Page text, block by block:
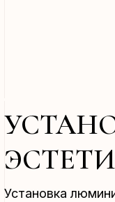
Установка